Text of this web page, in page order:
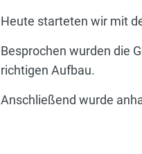
Heute starteten wir mit
Besprochen wurden die
richtigen Aufbau.
Anschließend wurde